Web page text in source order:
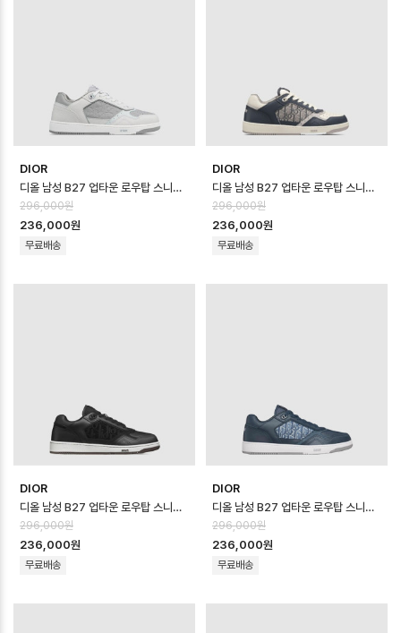
DIOR
디올 남성 B27 업타운 로우탑 스니커즈 - Dior Mens B27 Uptown Low …
296,000원
236,000원
무료배송
DIOR
디올 남성 B27 업타운 로우탑 스니커즈 - Dior Mens B27 Uptown Low …
296,000원
236,000원
무료배송
DIOR
디올 남성 B27 업타운 로우탑 스니커즈 - Dior Mens B27 Uptown Low …
296,000원
236,000원
무료배송
DIOR
디올 남성 B27 업타운 로우탑 스니커즈 - Dior Mens B27 Uptown Low …
296,000원
236,000원
무료배송